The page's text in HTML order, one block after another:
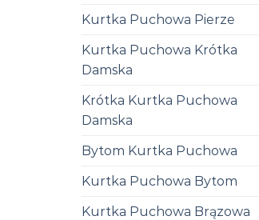
Kurtka Puchowa Pierze
Kurtka Puchowa Krótka
Damska
Krótka Kurtka Puchowa
Damska
Bytom Kurtka Puchowa
Kurtka Puchowa Bytom
Kurtka Puchowa Brązowa